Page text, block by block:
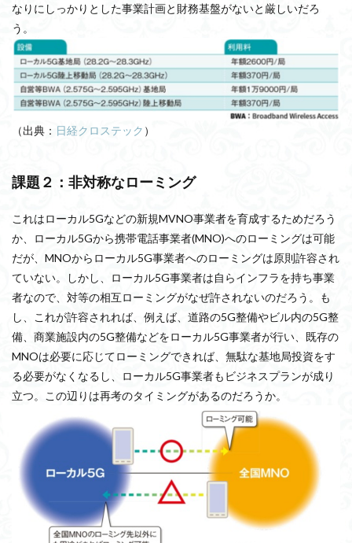
なりにしっかりとした事業計画と財務基盤がないと厳しいだろ
う。
（出典： 日経クロステック ）
課題２：非対称なローミング
これはローカル5Gなどの新規MVNO事業者を育成するためだろう
か、ローカル5Gから携帯電話事業者(MNO)へのローミングは可能
だが、MNOからローカル5G事業者へのローミングは原則許容され
ていない。しかし、ローカル5G事業者は自らインフラを持ち事業
者なので、対等の相互ローミングがなぜ許されないのだろう。も
し、これが許容されれば、例えば、道路の5G整備やビル内の5G整
備、商業施設内の5G整備などをローカル5G事業者が行い、既存の
MNOは必要に応じてローミングできれば、無駄な基地局投資をす
る必要がなくなるし、ローカル5G事業者もビジネスプランが成り
立つ。この辺りは再考のタイミングがあるのだろうか。